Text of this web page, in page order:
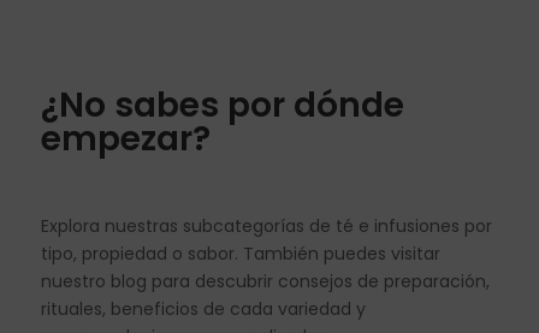
¿No sabes por dónde
empezar?
Explora nuestras subcategorías de té e infusiones por
tipo, propiedad o sabor. También puedes visitar
nuestro blog para descubrir consejos de preparación,
rituales, beneficios de cada variedad y